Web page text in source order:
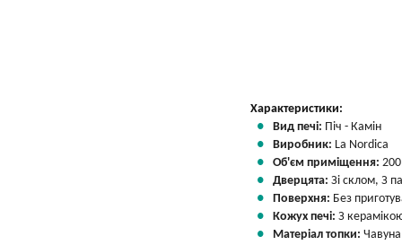
Характеристики:
Вид печі: Піч - Камін
Виробник: La Nordica
Об'єм приміщення:
Дверцята: Зі склом, З
Поверхня: Без
Кожух печі: З
Матеріал топки: Чавуна